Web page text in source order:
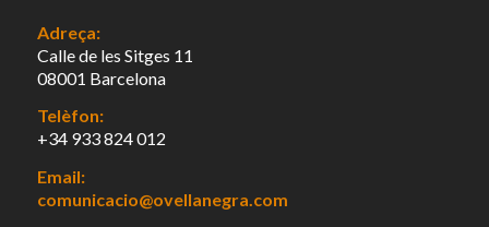
Adreça:
Calle de les Sitges 11
08001 Barcelona
Telèfon:
+34 933 824 012
Email:
comunicacio@ovellanegra.com